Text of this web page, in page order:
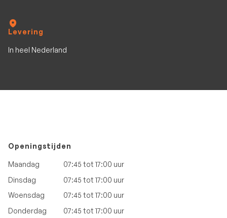
Levering
In heel Nederland
Openingstijden
Maandag
07:45 tot 17:00 uur
Dinsdag
07:45 tot 17:00 uur
Woensdag
07:45 tot 17:00 uur
Donderdag
07:45 tot 17:00 uur